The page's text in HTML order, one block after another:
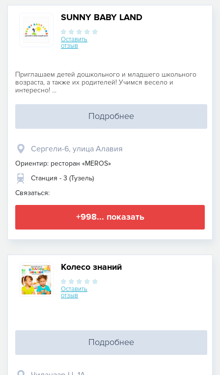
SUNNY BABY LAND
Оставить
отзыв
Приглашаем детей дошкольного и младшего школьного
возраста, а также их родителей! Учимся весело и
интересно! ...
Подробнее
Сергели-6, улица Алавия
Ориентир: ресторан «MEROS»
Станция - 3 (Тузель)
Связаться:
+998... показать
Колесо знаний
Оставить
отзыв
Подробнее